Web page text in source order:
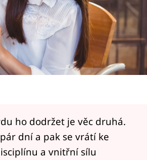
ho dodržet je věc druhá.
dní a pak se vrátí ke
a vnitřní sílu